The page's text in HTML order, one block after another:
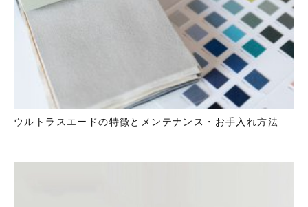
ウルトラスエードの特徴とメンテナンス・お手入れ方法